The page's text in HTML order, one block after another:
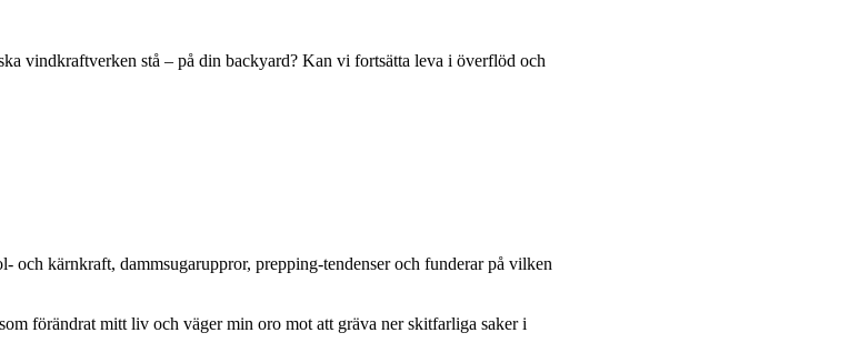
vindkraftverken stå – på din backyard? Kan vi fortsätta leva i överflöd och
och kärnkraft, dammsugaruppror, prepping-tendenser och funderar på vilken
förändrat mitt liv och väger min oro mot att gräva ner skitfarliga saker i